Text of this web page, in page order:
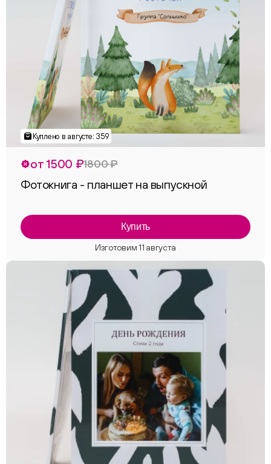
от 1500 ₽1800 ₽
Фотокнига - планшет на выпускной
Купить